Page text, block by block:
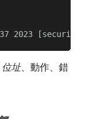
位址、動作、錯